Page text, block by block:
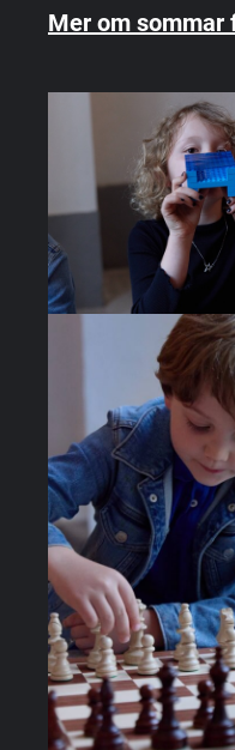
Mer om sommar